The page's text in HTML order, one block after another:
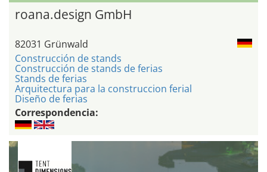
roana.design GmbH
82031 Grünwald
Construcción de stands
Construcción de stands de ferias
Stands de ferias
Arquitectura para la construccion ferial
Diseño de ferias
Correspondencia: